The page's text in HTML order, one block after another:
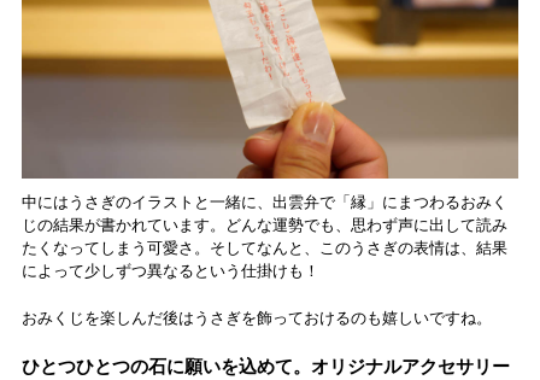
中にはうさぎのイラストと一緒に、出雲弁で「縁」にまつわるおみく
じの結果が書かれています。どんな運勢でも、思わず声に出して読み
たくなってしまう可愛さ。そしてなんと、このうさぎの表情は、結果
によって少しずつ異なるという仕掛けも！
おみくじを楽しんだ後はうさぎを飾っておけるのも嬉しいですね。
ひとつひとつの石に願いを込めて。オリジナルアクセサリー